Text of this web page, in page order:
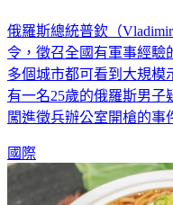
俄羅斯總統普欽（
令，徵召全國有軍事經驗
多個城市都可看到大規模
有一名25歲的俄羅斯男
闖進徵兵辦公室開槍的事
國際